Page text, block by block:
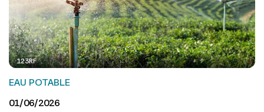
123RF
EAU POTABLE
01/06/2026